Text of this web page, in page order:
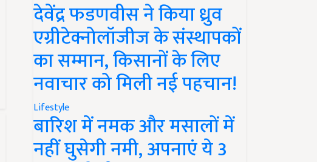
देवेंद्र फडणवीस ने किया ध्रुव
एग्रीटेक्नोलॉजीज के संस्थापकों
का सम्मान, किसानों के लिए
नवाचार को मिली नई पहचान!
Lifestyle
बारिश में नमक और मसालों में
नहीं घुसेगी नमी, अपनाएं ये 3